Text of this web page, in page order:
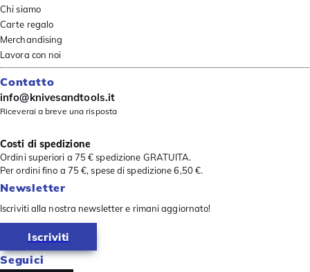
Chi siamo
Carte regalo
Merchandising
Lavora con noi
Contatto
info@knivesandtools.it
Riceverai a breve una risposta
Costi di spedizione
Ordini superiori a 75 € spedizione GRATUITA.
Per ordini fino a 75 €, spese di spedizione 6,50 €.
Newsletter
Iscriviti alla nostra newsletter e rimani aggiornato!
Iscriviti
Seguici